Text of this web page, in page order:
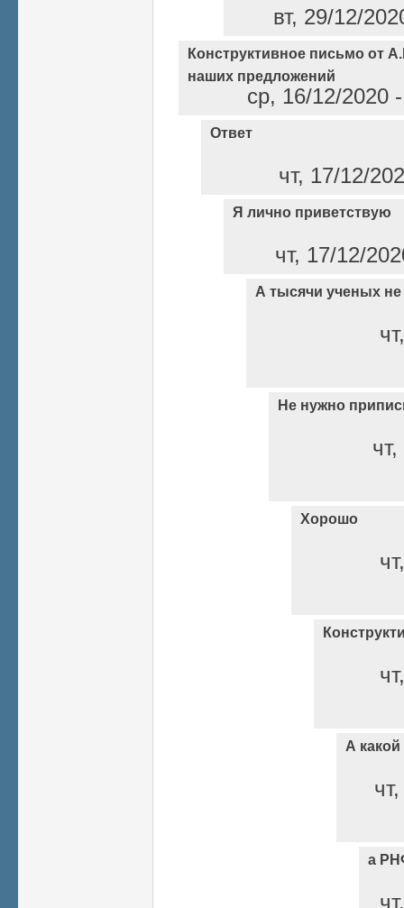
вт, 29/12/
Конструктивное письмо от
наших предложений
ср, 16/12/2020
Ответ
чт, 17/12/
Я лично приветствую
чт, 17/12/
А тысячи ученых
Не нужно
Хорошо
А
а